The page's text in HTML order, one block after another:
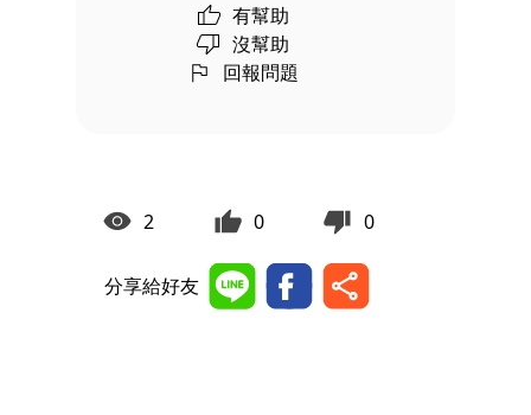
有幫助
沒幫助
回報問題
2 0 0
分享給好友